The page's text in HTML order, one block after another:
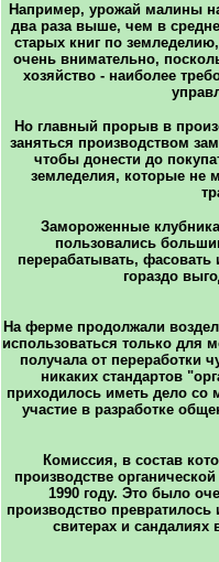
Например, урожай малины
два раза выше, чем в
старых книг по
очень внимательно,
хозяйство - наиболее
Но главный прорыв в
заняться производством
чтобы донести до
земледелия, которые не
Замороженные
пользовались
перерабатывать,
гораздо
На ферме продолжали
использоваться только для
получала от переработки
никаких стандартов
приходилось иметь дело
участие в разработке
Комиссия, в состав
производстве
1990 году. Это было
производство
свитерах и